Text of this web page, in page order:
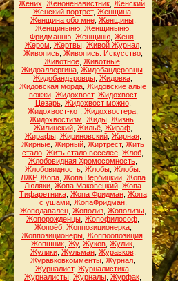
Жених Женоненавистник Женский
Женский портрет, Женщина,
Женщина обо мне, Женщины,
Женщиныню, Женщиныню.
Фридманню Женщиню Женя
Жером Жертвы, Живой Журнал,
Живопись, Живопись. Искусство,
Животное, Животные,
Жидоаллергина, Жидобандеровцы,
Жидобандэровцы Жидовка
Жидовская морда Жидовские алые
вожжи, Жидохвост, Жидохвост
Цезарь, Жидохвост можно,
Жидохвост-кот, Жидохвостера
Жидохвостизм Жиды Жизнь
Жилинский, Жильё, Жираф,
Жирафы, Жириновский, Жирная,
Жирные Жирный Жиртрест, Жить
стало Жить стало веселее Жлоб
Жлобовидная Хромосомность
Жлобовидность Жлобы Жлобы.
ЛЖР, Жопа, Жопа Вербицкий, Жопа
Люляки Жопа Маковецкий Жопа
Тифаретника, Жопа Фридман, Жопа
с ушами, ЖопаФридман,
Жоподавалец, Жополиз, Жополизы,
Жопорожденцы Жопофилософ
Жопоёб, Жоппозиционерка,
Жоппозиционеры, Жоппоопозиция,
Жопшник Жу, Жуков Жулик
Жулики, Жульман, Журавков,
Журавковкомменты Журнал
Журналист, Журналистика,
Журналисты Журналы Журфак